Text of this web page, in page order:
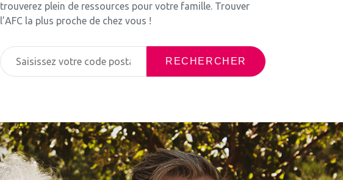
trouverez plein de ressources pour votre famille. Trouver
l’AFC la plus proche de chez vous !
RECHERCHER